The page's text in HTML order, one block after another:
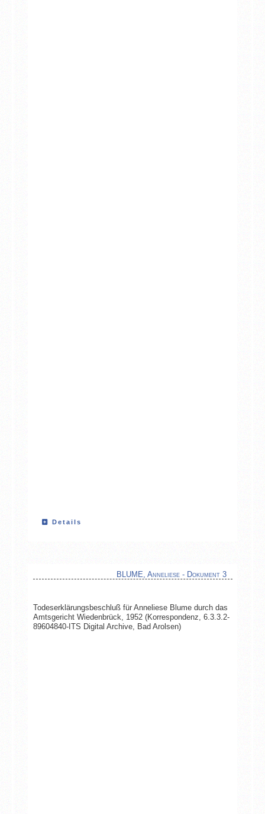
Details
BLUME, Anneliese - Dokument 3
Todeserklärungsbeschluß für Anneliese Blume durch das
Amtsgericht Wiedenbrück, 1952 (Korrespondenz, 6.3.3.2-
89604840-ITS Digital Archive, Bad Arolsen)